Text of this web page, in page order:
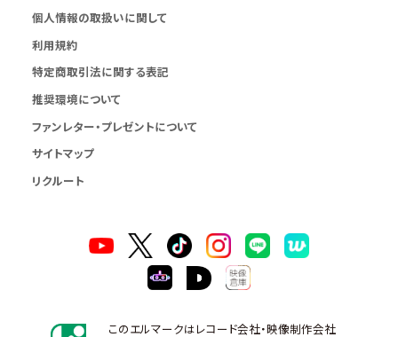
個人情報の取扱いに関して
利用規約
特定商取引法に関する表記
推奨環境について
ファンレター・プレゼントについて
サイトマップ
リクルート
このエルマークはレコード会社・映像制作会社